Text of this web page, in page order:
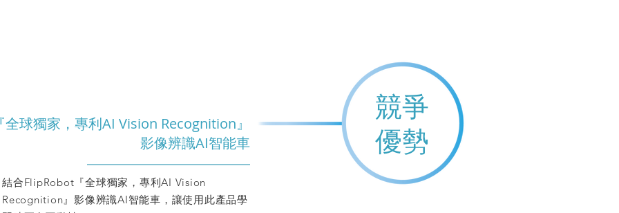
​競爭
​優勢
球獨家，專利AI Vision Recognition』
影像辨識AI智能車
結合FlipRobot『全球獨家，專利AI Vision
Recognition』影像辨識AI智能車，讓使用此產品學